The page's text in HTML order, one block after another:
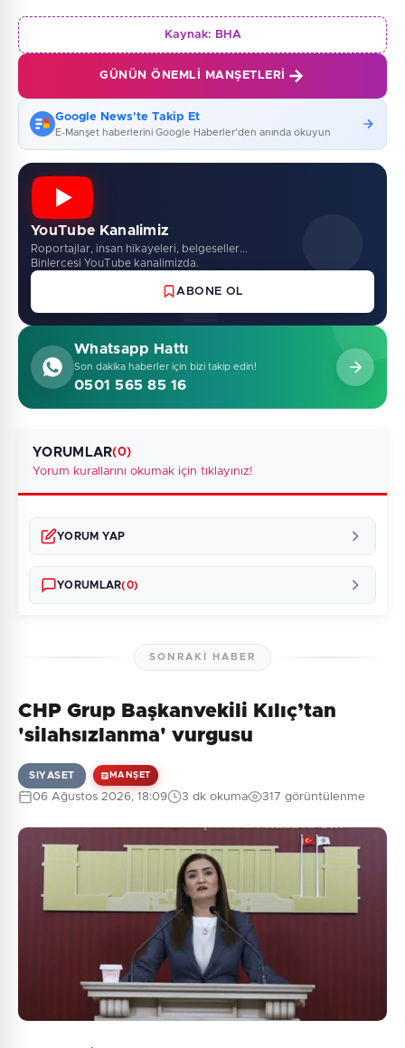
Kaynak: BHA
GÜNÜN ÖNEMLI MANŞETLERI
Google News'te Takip Et
E-Manşet haberlerini Google Haberler'den anında okuyun
YouTube Kanalimiz
Roportajlar, insan hikayeleri, belgeseller...
Binlercesi YouTube kanalimizda.
ABONE OL
Whatsapp Hattı
Son dakika haberler için bizi takip edin!
0501 565 85 16
YORUMLAR(0)
Yorum kurallarını okumak için tıklayınız!
YORUM YAP
Güvenlik Sorusu:
9 + 6 = ?
Gönder
YORUMLAR(0)
Henüz yorum yapılmamış. İlk yorumu siz yapın!
SONRAKI HABER
CHP Grup Başkanvekili Kılıç’tan
'silahsızlanma' vurgusu
SIYASET MANŞET
06 Ağustos 2026, 18:09 3 dk okuma 317 görüntülenme